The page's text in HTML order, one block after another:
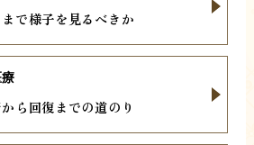
で様子を見るべきか
ら回復までの道のり
療